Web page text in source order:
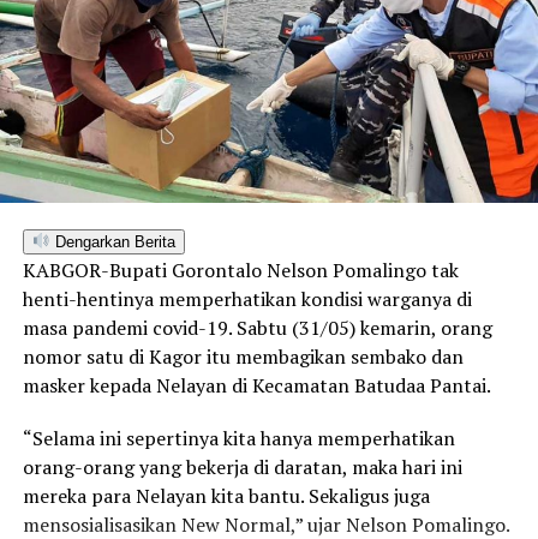
Dengarkan Berita
KABGOR-Bupati Gorontalo Nelson Pomalingo tak
henti-hentinya memperhatikan kondisi warganya di
masa pandemi covid-19. Sabtu (31/05) kemarin, orang
nomor satu di Kagor itu membagikan sembako dan
masker kepada Nelayan di Kecamatan Batudaa Pantai.
“Selama ini sepertinya kita hanya memperhatikan
orang-orang yang bekerja di daratan, maka hari ini
mereka para Nelayan kita bantu. Sekaligus juga
mensosialisasikan New Normal,” ujar Nelson Pomalingo.